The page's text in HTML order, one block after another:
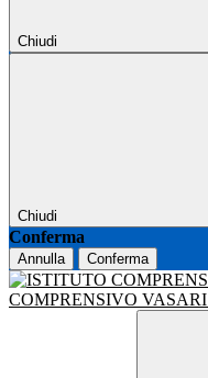
Chiudi
Chiudi
Conferma
Annulla Conferma
COMPRENSIVO VASARI